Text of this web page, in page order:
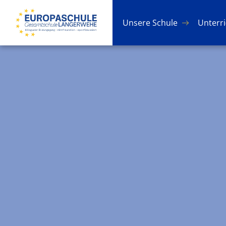
Un­se­re Schu­le